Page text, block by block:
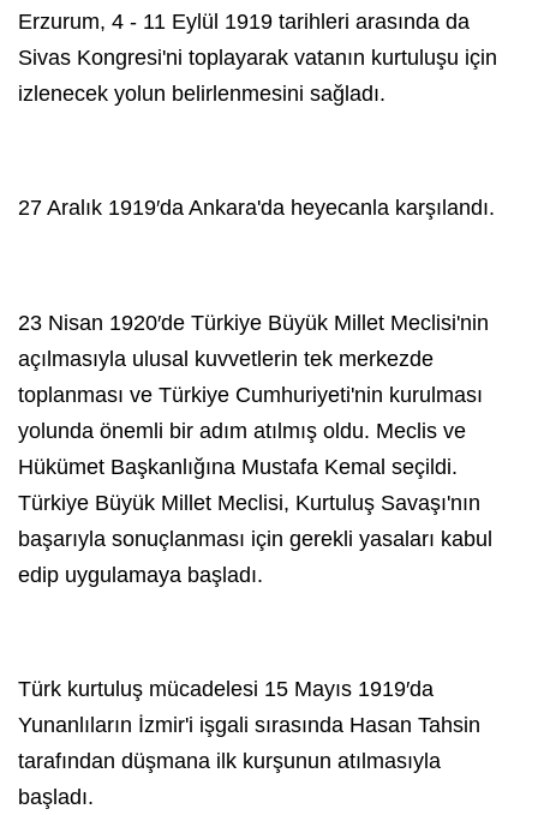
Erzurum, 4 - 11 Eylül 1919 tarihleri arasında da
Sivas Kongresi'ni toplayarak vatanın kurtuluşu için
izlenecek yolun belirlenmesini sağladı.
27 Aralık 1919′da Ankara'da heyecanla karşılandı.
23 Nisan 1920′de Türkiye Büyük Millet Meclisi'nin
açılmasıyla ulusal kuvvetlerin tek merkezde
toplanması ve Türkiye Cumhuriyeti'nin kurulması
yolunda önemli bir adım atılmış oldu. Meclis ve
Hükümet Başkanlığına Mustafa Kemal seçildi.
Türkiye Büyük Millet Meclisi, Kurtuluş Savaşı'nın
başarıyla sonuçlanması için gerekli yasaları kabul
edip uygulamaya başladı.
Türk kurtuluş mücadelesi 15 Mayıs 1919′da
Yunanlıların İzmir'i işgali sırasında Hasan Tahsin
tarafından düşmana ilk kurşunun atılmasıyla
başladı.